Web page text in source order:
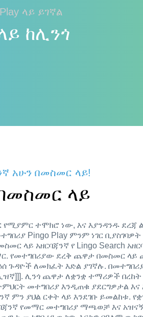
ላይ ይገኛል
ከሊንጎ
አሁን በመስመር ላይ!
ላይ
የሚያምር ተሞክሮ ነው, እና እያንዳንዱ
Pingo Play ምንም ነገር
ላይ አዘርባጃንኛ የ Lingo Search
የመተግበሪያው ደረቅ ጨዋታ በመስመር ላይ
ጉዳዮች ለመክፈት እድል ያገኛሉ.
ሊንጎ ጨዋታ ለቋንቋ ተማሪዎች
መተግበሪያ እንዲጠቁ ያደርግዎታል እና
ምን ያህል ርቀት ላይ እንደገቡ ይመልከቱ.
የመማር መተግበሪያ ማጫወቻ እና